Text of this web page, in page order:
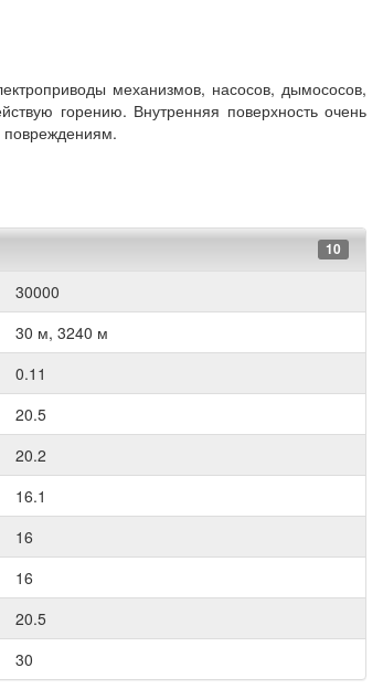
механизмов, насосов, дымососов,
горению. Внутренняя поверхность очень
повреждениям.
10
30000
30 м, 3240 м
0.11
20.5
20.2
16.1
16
16
20.5
30